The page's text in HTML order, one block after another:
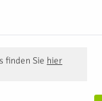
finden Sie hier